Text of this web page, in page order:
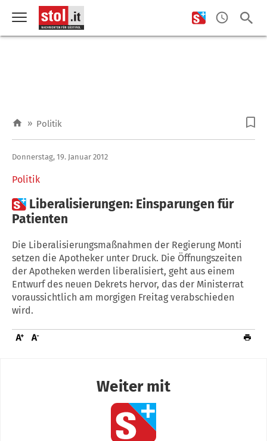
» Politik
Politik
Donnerstag, 19. Januar 2012
 Liberalisierungen: Einsparungen für
Patienten
Die Liberalisierungsmaßnahmen der Regierung Monti
setzen die Apotheker unter Druck. Die Öffnungszeiten
der Apotheken werden liberalisiert, geht aus einem
Entwurf des neuen Dekrets hervor, das der Ministerrat
voraussichtlich am morgigen Freitag verabschieden
wird.